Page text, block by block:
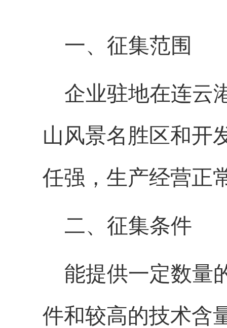
一、征集范围
企业驻地在连云
山风景名胜区和开
任强，生产经营正
二、征集条件
能提供一定数量
件和较高的技术含